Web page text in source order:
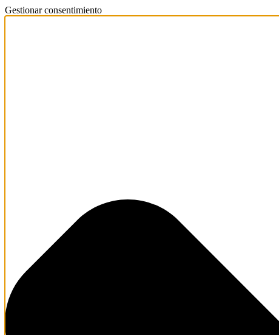
Gestionar consentimiento